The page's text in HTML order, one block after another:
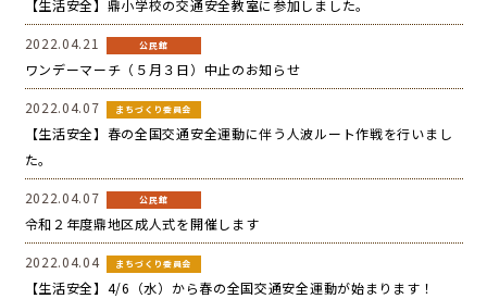
【生活安全】鼎小学校の交通安全教室に参加しました。
2022.04.21 公民館
ワンデーマーチ（５月３日）中止のお知らせ
2022.04.07 まちづくり委員会
【生活安全】春の全国交通安全運動に伴う人波ルート作戦を行いまし
た。
2022.04.07 公民館
令和２年度鼎地区成人式を開催します
2022.04.04 まちづくり委員会
【生活安全】4/6（水）から春の全国交通安全運動が始まります！